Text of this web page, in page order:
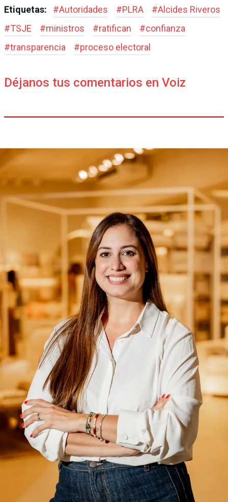
Etiquetas: #Autoridades #PLRA #Alcides Riveros
#TSJE #ministros #ratifican #confianza
#transparencia #proceso electoral
Déjanos tus comentarios en Voiz